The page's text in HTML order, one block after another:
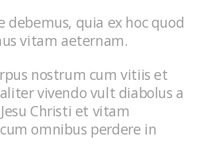
quia ex hoc quod
vitam aeternam.
nostrum cum vitiis et
vivendo vult diabolus a
Christi et vitam
omnibus perdere in